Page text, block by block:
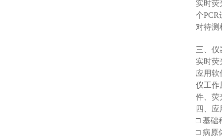
实时荧
个
对待测
三、仪
实时荧
应用软
仪工作
件、荧
四、
□ 基础
□ 病原